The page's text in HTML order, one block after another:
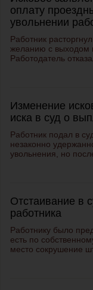
оплату
увольнении
Работник
желанию с выходом
Работодатель
Изменение
иска в суд о
Работник подал в
незаконно
увольнения, но
Отстаивание в
работника
Работнику было
есть по
место сокрушение